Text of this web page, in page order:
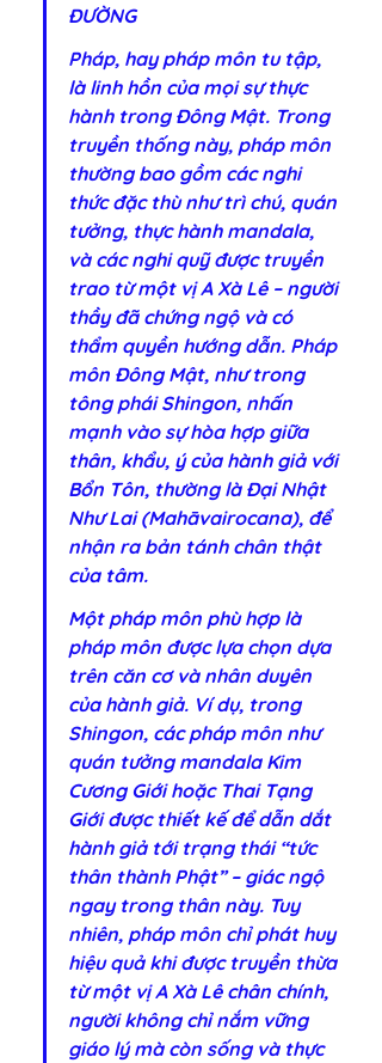
ĐƯỜNG
Pháp, hay pháp môn tu tập,
là linh hồn của mọi sự thực
hành trong Đông Mật. Trong
truyền thống này, pháp môn
thường bao gồm các nghi
thức đặc thù như trì chú, quán
tưởng, thực hành mandala,
và các nghi quỹ được truyền
trao từ một vị A Xà Lê – người
thầy đã chứng ngộ và có
thẩm quyền hướng dẫn. Pháp
môn Đông Mật, như trong
tông phái Shingon, nhấn
mạnh vào sự hòa hợp giữa
thân, khẩu, ý của hành giả với
Bổn Tôn, thường là Đại Nhật
Như Lai (Mahāvairocana), để
nhận ra bản tánh chân thật
của tâm.
Một pháp môn phù hợp là
pháp môn được lựa chọn dựa
trên căn cơ và nhân duyên
của hành giả. Ví dụ, trong
Shingon, các pháp môn như
quán tưởng mandala Kim
Cương Giới hoặc Thai Tạng
Giới được thiết kế để dẫn dắt
hành giả tới trạng thái “tức
thân thành Phật” – giác ngộ
ngay trong thân này. Tuy
nhiên, pháp môn chỉ phát huy
hiệu quả khi được truyền thừa
từ một vị A Xà Lê chân chính,
người không chỉ nắm vững
giáo lý mà còn sống và thực